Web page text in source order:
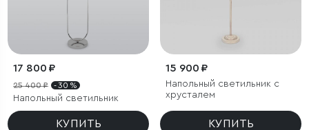
17 800 ₽
25 400 ₽ - 30 %
Напольный светильник
КУПИТЬ
15 900 ₽
Напольный светильник с
хрусталем
КУПИТЬ